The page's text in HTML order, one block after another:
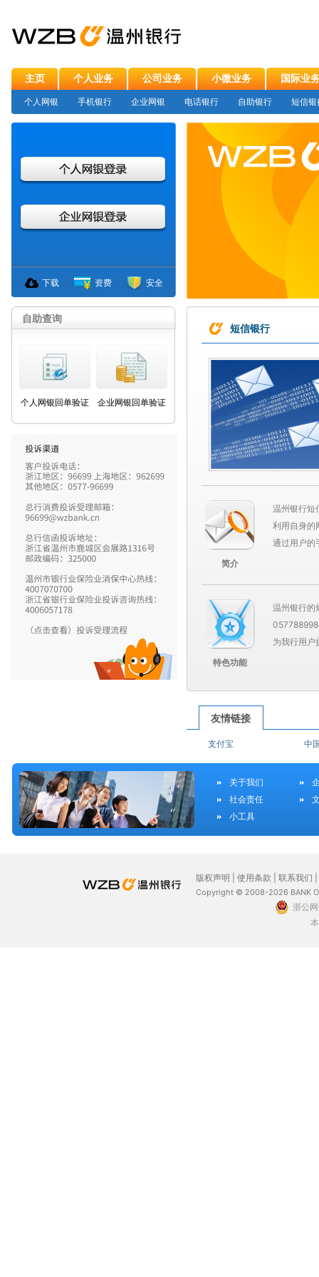
主页 个人业务 公司业务 小微业务 国际业
个人网银 手机银行 企业网银 电话银行 自助银行 短信银
下载 资费 安全
自助查询
个人网银回单验证 企业网银回单验证
短信银行
简介
温州银行短
利用自身的
通过用户的
特色功能
温州银行的
为我行用户
友情链接
支付宝 中
关于我们
社会责任
小工具
版权声明 使用条款 联系我们
Copyright © 2008-2026 BANK
浙公